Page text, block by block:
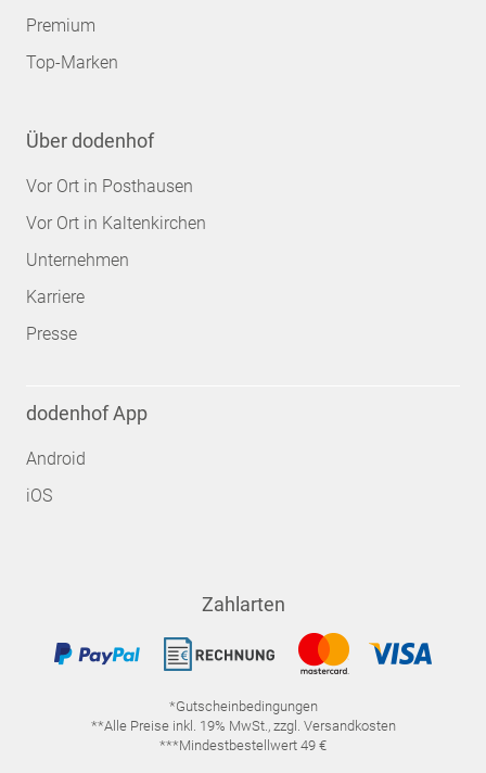
Premium
Top-Marken
Über dodenhof
Vor Ort in Posthausen
Vor Ort in Kaltenkirchen
Unternehmen
Karriere
Presse
dodenhof App
Android
iOS
Zahlarten
*Gutscheinbedingungen
**Alle Preise inkl. 19% MwSt., zzgl. Versandkosten
***Mindestbestellwert 49 €